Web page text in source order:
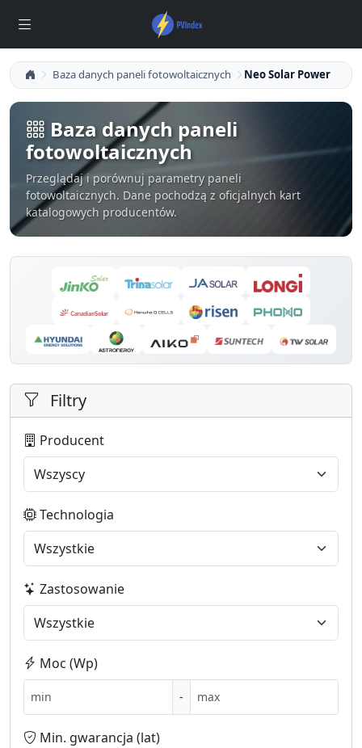
Baza danych paneli fotowoltaicznych Neo Solar Power
Baza danych paneli
fotowoltaicznych
Przeglądaj i porównuj parametry paneli
fotowoltaicznych. Dane pochodzą z oficjalnych kart
katalogowych producentów.
Filtry
Producent
Technologia
Zastosowanie
Moc (Wp)
-
Min. gwarancja (lat)